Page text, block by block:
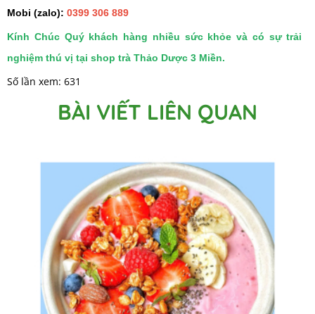
Mobi (zalo): 0399 306 889
Kính Chúc Quý khách hàng nhiều sức khỏe và có sự trải
nghiệm thú vị tại shop trà Thảo Dược 3 Miền.
Số lần xem: 631
BÀI VIẾT LIÊN QUAN